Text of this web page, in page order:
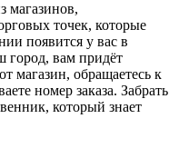
магазинов,
точек, которые
появится у вас в
город, вам придёт
магазин, обращаетесь к
номер заказа. Забрать
который знает